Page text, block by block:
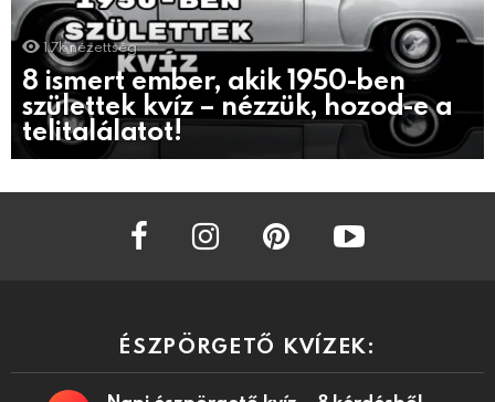
1.7k nézettség
8 ismert ember, akik 1950-ben
születtek kvíz – nézzük, hozod-e a
telitalálatot!
facebook instagram
ÉSZPÖRGETŐ KVÍZEK: